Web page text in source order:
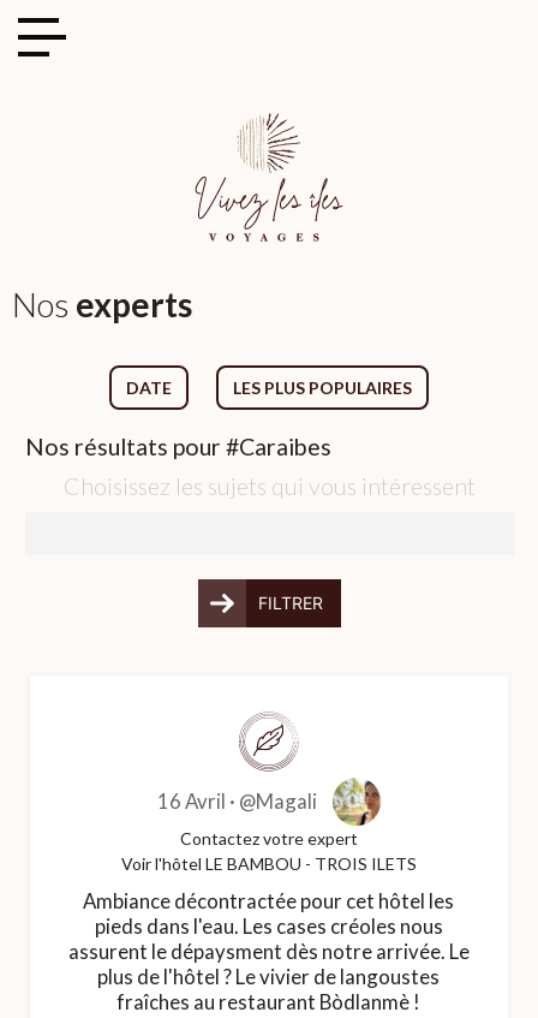
Nos experts
DATE LES PLUS POPULAIRES
Nos résultats pour #Caraibes
Choisissez les sujets qui vous intéressent
FILTRER
16 Avril · @Magali
Contactez votre expert
Voir l'hôtel LE BAMBOU - TROIS ILETS
Ambiance décontractée pour cet hôtel les
pieds dans l'eau. Les cases créoles nous
assurent le dépaysment dès notre arrivée. Le
plus de l'hôtel ? Le vivier de langoustes
fraîches au restaurant Bòdlanmè !